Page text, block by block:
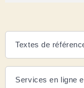
Textes de
Services en ligne